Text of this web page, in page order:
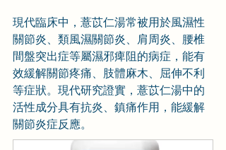
現代臨床中，薏苡仁湯常被用於風濕性
關節炎、類風濕關節炎、肩周炎、腰椎
間盤突出症等屬濕邪痺阻的病症，能有
效緩解關節疼痛、肢體麻木、屈伸不利
等症狀。現代研究證實，薏苡仁湯中的
活性成分具有抗炎、鎮痛作用，能緩解
關節炎症反應。